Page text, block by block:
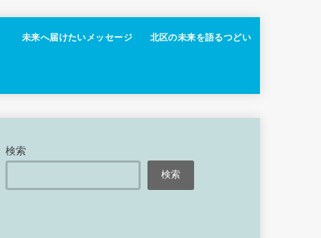
未来へ届けたいメッセージ 北区の未来を語るつどい
検索
検索